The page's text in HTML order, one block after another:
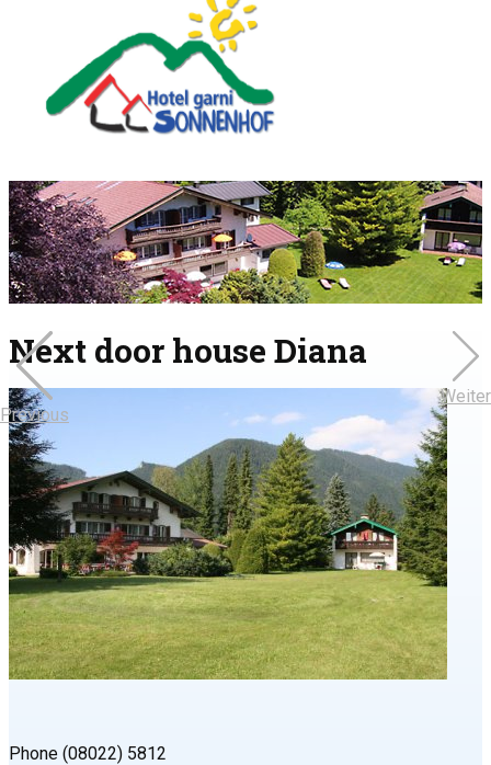
Previous
Weiter
Next door house Diana
Phone (08022) 5812